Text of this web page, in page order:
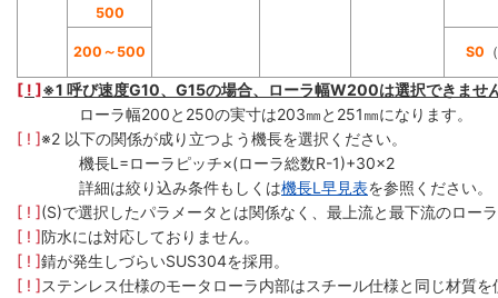
500
200～500 S0
[ ! ]※1 呼び速度G10、G15の場合、ローラ幅W200は選択できませ
ローラ幅200と250の実寸は203㎜と251㎜になります。
[ ! ]※2 以下の関係が成り立つよう機長を選択ください。
機長L=ローラピッチ×(ローラ総数R-1)+30×2
詳細は絞り込み条件もしくは機長L早見表を参照ください。
[ ! ](S)で選択したパラメータとは関係なく、最上流と最下流のロー
[ ! ]防水には対応しておりません。
[ ! ]錆が発生しづらいSUS304を採用。
[ ! ]ステンレス仕様のモータローラ内部はスチール仕様と同じ材質